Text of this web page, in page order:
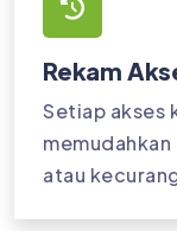
Rekam
Setiap akses
atau